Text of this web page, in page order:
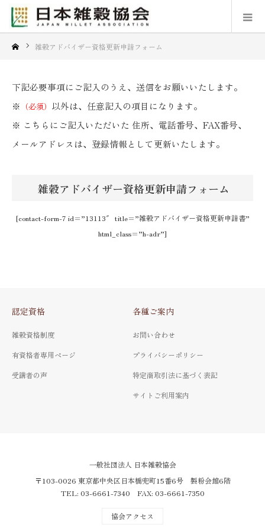
雑穀アドバイザー資格更新申請フォーム
下記必要事項にご記入のうえ、送信をお願いいたします。
※ （必須） 以外は、任意記入の項目になります。
※ こちらにご記入いただいた 住所、電話番号、FAX番号、
メールアドレスは、登録情報として更新いたします。
雑穀アドバイザー資格更新申請フォーム
[contact-form-7 id=”13113″ title=”雑穀アドバイザー資格更新申請書”
html_class=”h-adr”]
認定資格
雑穀資格制度
有資格者専用ページ
受講者の声
各種ご案内
お問い合わせ
プライバシーポリシー
特定商取引法に基づく表記
サイトご利用案内
一般社団法人 日本雑穀協会
〒103-0026 東京都中央区日本橋兜町15番6号 製粉会館6階
TEL: 03-6661-7340 FAX: 03-6661-7350
協会アクセス